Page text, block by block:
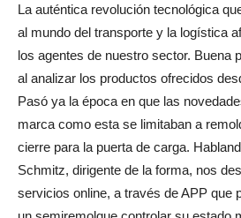
La auténtica revolución tecnológica
al mundo del transporte y la logística
los agentes de nuestro sector. Buena
al analizar los productos ofrecidos
Pasó ya la época en que las
marca como esta se limitaban a
cierre para la puerta de carga.
Schmitz, dirigente de la forma, nos
servicios online, a través de APP que